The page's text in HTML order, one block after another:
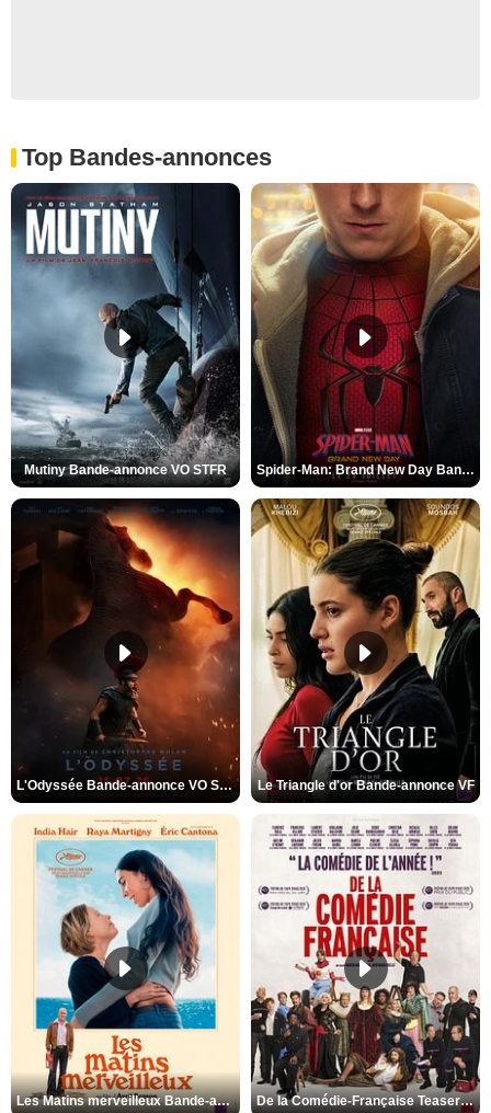
Top Bandes-annonces
Mutiny Bande-annonce VO STFR Spider-Man: Brand New Day Bande-annonce VO STFR
L'Odyssée Bande-annonce VO STFR Le Triangle d'or Bande-annonce VF
Les Matins merveilleux Bande-annonce VF De la Comédie-Française Teaser VF